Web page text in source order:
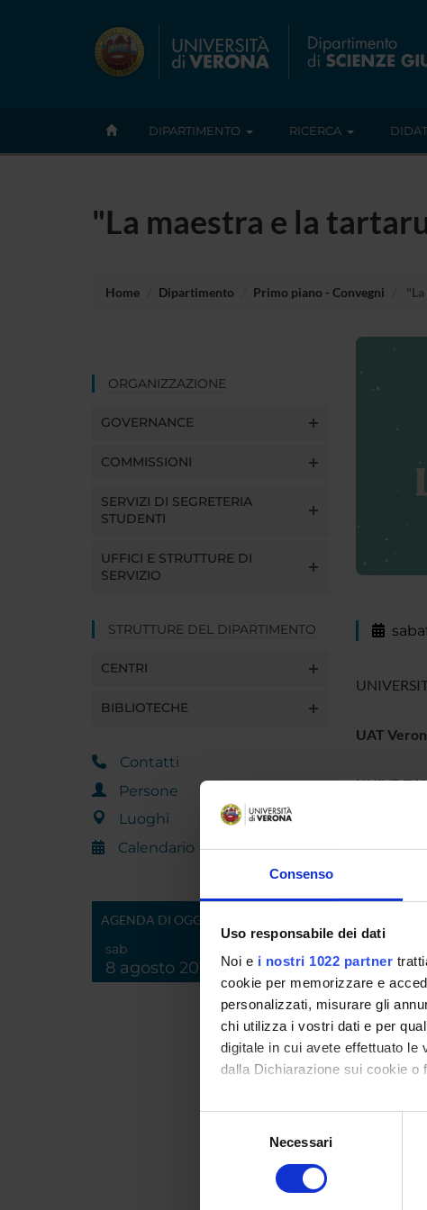
Consenso
Uso responsabile dei dati
Noi e i nostri 1022 partner
cookie per memorizzare e
personalizzati, misurare gli
chi utilizza i vostri dati e per
digitale in cui avete effettuato
dalla Dichiarazione sui cookie o
Con il tuo consenso, vorremmo
raccogliere informazioni
digitali).
Necessari
DIPARTIMENTO RICERCA
"La maestra e la
Home Dipartimento Primo piano - Convegni
ORGANIZZAZIONE
GOVERNANCE
COMMISSIONI
SERVIZI DI SEGRETERIA
STUDENTI
UFFICI E STRUTTURE DI
SERVIZIO
STRUTTURE DEL DIPARTIMENTO
CENTRI
BIBLIOTECHE
Contatti
Persone
Luoghi
Calendario
AGENDA DI OGGI
sab
8 agosto 2026
UAT
UNIVR
"La
6 giugno
Ingresso e
Inizio